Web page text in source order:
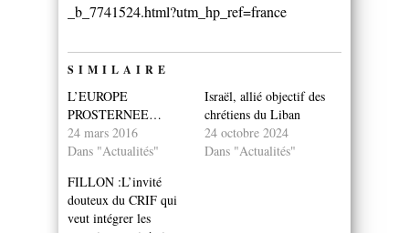
_b_7741524.html?utm_hp_ref=france
SIMILAIRE
L’EUROPE
PROSTERNEE…
24 mars 2016
Dans "Actualités"
Israël, allié objectif des
chrétiens du Liban
24 octobre 2024
Dans "Actualités"
FILLON :L’invité
douteux du CRIF qui
veut intégrer les